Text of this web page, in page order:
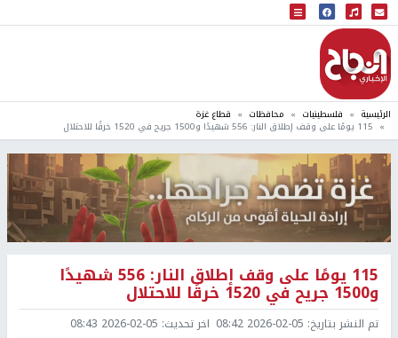
البث المباشر
إذاعة النجاح
الرئيسية فلسطينيات محافظات قطاع غزة
115 يومًا على وقف إطلاق النار: 556 شهيدًا و1500 جريح في 1520 خرقًا للاحتلال
115 يومًا على وقف إطلاق النار: 556 شهيدًا
و1500 جريح في 1520 خرقًا للاحتلال
تم النشر بتاريخ: 2026-02-05 08:42 اخر تحديث: 2026-02-05 08:43